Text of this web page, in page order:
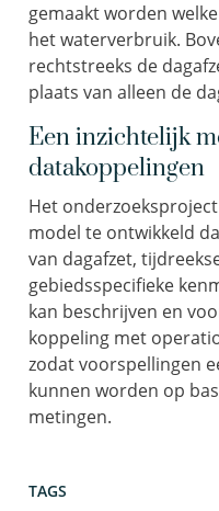
gemaakt worden
het waterverbruik.
rechtstreeks de
plaats van alleen de
Een inzichtelijk
datakoppelingen
Het
model te ontwikkeld
van dagafzet,
gebiedsspecifieke
kan beschrijven en
koppeling met
zodat voorspellingen
kunnen worden op
metingen.
TAGS